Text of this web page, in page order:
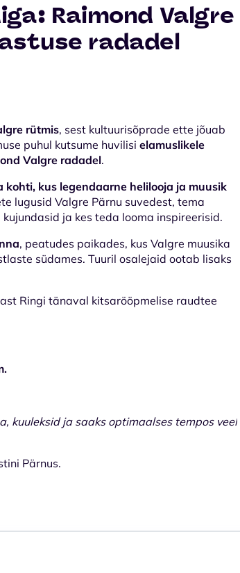
Raimond Valgre
radadel
rütmis, sest kultuurisõprade ette jõuab
puhul kutsume huvilisi elamuslikele
Valgre radadel.
kohti, kus legendaarne helilooja ja muusik
lugusid Valgre Pärnu suvedest, tema
ja kes teda looma inspireerisid.
, peatudes paikades, kus Valgre muusika
südames. Tuuril osalejaid ootab lisaks
Ringi tänaval kitsarööpmelise raudtee
kuuleksid ja saaks optimaalses tempos veel
Pärnus.